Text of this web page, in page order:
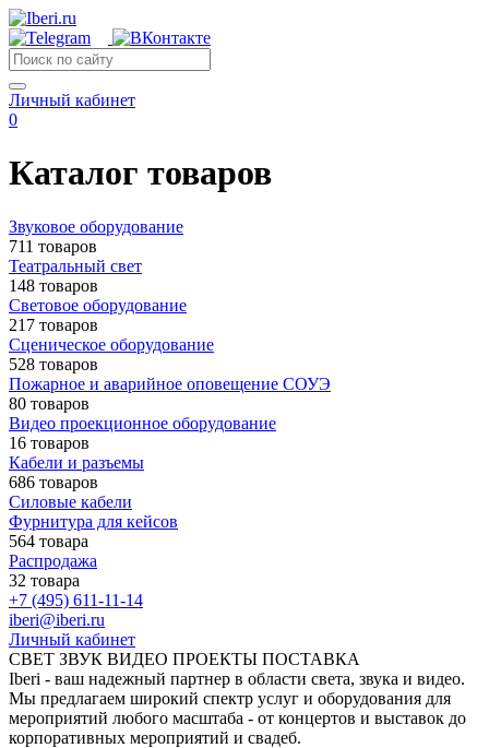
Личный кабинет
0
Каталог товаров
Звуковое оборудование
711 товаров
Театральный свет
148 товаров
Световое оборудование
217 товаров
Сценическое оборудование
528 товаров
Пожарное и аварийное оповещение СОУЭ
80 товаров
Видео проекционное оборудование
16 товаров
Кабели и разъемы
686 товаров
Силовые кабели
Фурнитура для кейсов
564 товара
Распродажа
32 товара
+7 (495) 611-11-14
iberi@iberi.ru
Личный кабинет
СВЕТ ЗВУК ВИДЕО ПРОЕКТЫ ПОСТАВКА
Iberi - ваш надежный партнер в области света, звука и видео.
Мы предлагаем широкий спектр услуг и оборудования для
мероприятий любого масштаба - от концертов и выставок до
корпоративных мероприятий и свадеб.